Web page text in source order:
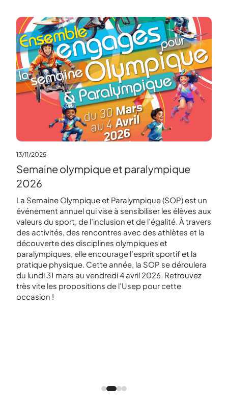
13/11/2025
Semaine olympique et paralympique
2026
La Semaine Olympique et Paralympique (SOP) est un
événement annuel qui vise à sensibiliser les élèves aux
valeurs du sport, de l’inclusion et de l’égalité. À travers
des activités, des rencontres avec des athlètes et la
découverte des disciplines olympiques et
paralympiques, elle encourage l’esprit sportif et la
pratique physique. Cette année, la SOP se déroulera
du lundi 31 mars au vendredi 4 avril 2026. Retrouvez
très vite les propositions de l'Usep pour cette
occasion !